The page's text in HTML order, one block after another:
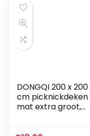
DONGQI 200 x 200
cm picknickdeken
mat extra groot,